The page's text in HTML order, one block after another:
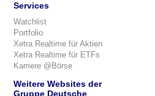
Services
Watchlist
Portfolio
Xetra Realtime für Aktien
Xetra Realtime für ETFs
Karriere @Börse
Weitere Websites der
Gruppe Deutsche